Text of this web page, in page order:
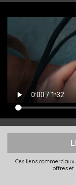
Ces liens
offres et